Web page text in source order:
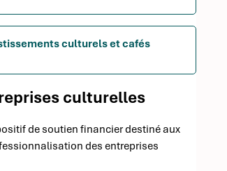
culturels et cafés
culturelles
de soutien financier destiné aux
des entreprises